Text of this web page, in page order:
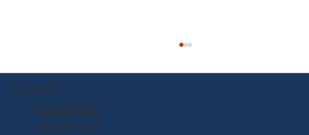
Contact
022-395-7211
022-395-7235